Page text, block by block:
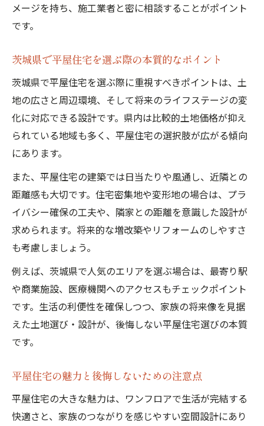
予算達成に近づく平屋住宅の工夫とは
ローコスト平屋住宅の間取り工夫と工事費
節約
中古や建売平屋住宅で予算を抑える方法
平屋住宅で活用できる補助金や助成金の知
識
平屋住宅の諸経費を抑えるための注意点
平屋住宅が茨城県で選ばれる理由と住みや
すさ
茨城県の土地条件に合った平屋住宅の特徴
平屋住宅の家事動線とバリアフリー性の魅
中古や建売平屋住宅の暮らしやすさの比較
平屋住宅のデメリットも知り住みやすさを
追求
ト
ローコスト平屋住宅の費用判断と優先順位
建て替え・新築・中古平屋住宅の費用比較
メージを持ち、施工業者と密に相談することがポイント
です。
茨城県で平屋住宅を選ぶ際の本質的なポイント
茨城県で平屋住宅を選ぶ際に重視すべきポイントは、土
地の広さと周辺環境、そして将来のライフステージの変
化に対応できる設計です。県内は比較的土地価格が抑え
られている地域も多く、平屋住宅の選択肢が広がる傾向
にあります。
また、平屋住宅の建築では日当たりや風通し、近隣との
距離感も大切です。住宅密集地や変形地の場合は、プラ
イバシー確保の工夫や、隣家との距離を意識した設計が
求められます。将来的な増改築やリフォームのしやすさ
も考慮しましょう。
例えば、茨城県で人気のエリアを選ぶ場合は、最寄り駅
や商業施設、医療機関へのアクセスもチェックポイント
です。生活の利便性を確保しつつ、家族の将来像を見据
えた土地選び・設計が、後悔しない平屋住宅選びの本質
です。
平屋住宅の魅力と後悔しないための注意点
平屋住宅の大きな魅力は、ワンフロアで生活が完結する
快適さと、家族のつながりを感じやすい空間設計にあり